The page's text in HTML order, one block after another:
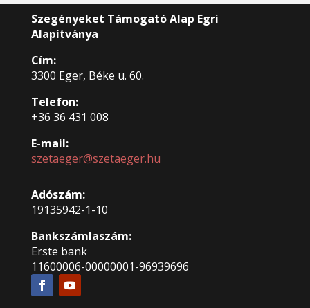
Szegényeket Támogató Alap Egri
Alapítványa
Cím:
3300 Eger, Béke u. 60.
Telefon:
+36 36 431 008
E-mail:
szetaeger@szetaeger.hu
Adószám:
19135942-1-10
Bankszámlaszám:
Erste bank
11600006-00000001-96939696